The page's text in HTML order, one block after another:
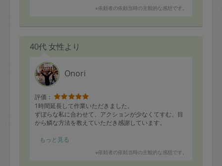
またよろしくお願いいたします。※依頼者の依頼当時の主観的な感想です。
40代 女性より
Onori
評価：
1時間延長して作業いただきました。
ずぼらな私に合わせて、アクションが少なくてすむ、目
から鱗な方法を教えていただき感謝しています。
複数のタスカジさんに整理整頓をお願いした中では、1番
の、慣れたらむしろ心地よく、とにかく手早い方なので
もっと見る
※依頼者の依頼当時の主観的な感想です。